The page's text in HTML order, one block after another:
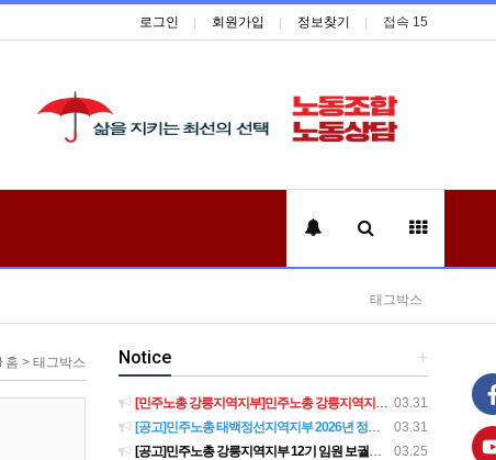
로그인 회원가입 정보찾기 접속 15
태그박스
홈 > 태그박스 +
Notice
03.31
[민주노총 강릉지역지부]민주노총 강릉지역지부 제12기 임원 보궐선거결과 공고
03.31
[공고]민주노총 태백정선지역지부 2026년 정기 대의원대회 재소집 건
03.25
[공고]민주노총 강릉지역지부 12기 임원 보궐선거 후보자 확정 공고